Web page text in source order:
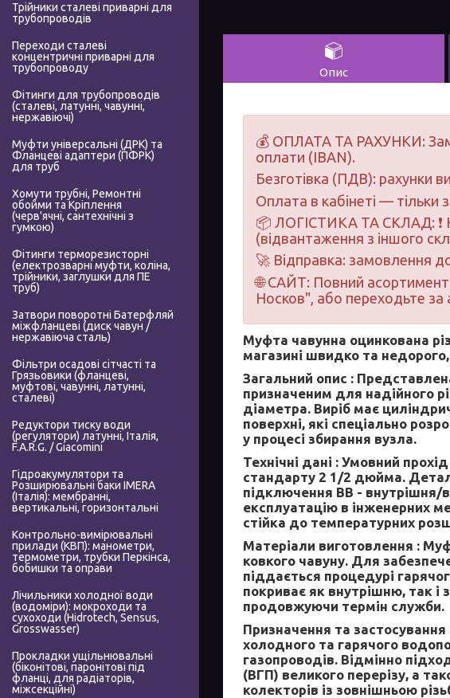
Опис
💰 ОПЛАТА ТА РАХУНКИ:
оплати (IBAN).
Безготівка (ПДВ): рахунки
Оплата в кабінеті —
📦 ЛОГІСТИКА ТА СКЛАД: ❗
(відвантаження з іншого
🚀 Відправка: замовлення
🌐 САЙТ: Повний
Носков", або переходьте
Муфта чавунна оцинкована
магазині швидко та
Загальний опис :
призначеним для надійного
діаметра. Виріб має
поверхні, які спеціально
у процесі збирання вузла.
Технічні дані : Умовний
стандарту 2 1/2 дюйма.
підключення ВВ - внутрішня/
експлуатацію в інженерних
стійка до температурних
Матеріали виготовлення :
ковкого чавуну. Для
піддається процедурі
покриває як внутрішню, так і
продовжуючи термін служби.
Призначення та застосування
холодного та гарячого
газопроводів. Відмінно
(ВГП) великого перерізу, а
колекторів із зовнішньою
Трійники сталеві приварні для
трубопроводів
Переходи сталеві
концентричні приварні для
трубопроводу
Фітинги для трубопроводів
(сталеві, латунні, чавунні,
нержавіючі)
Муфти універсальні (ДРК) та
Фланцеві адаптери (ПФРК)
для труб
Хомути трубні, Ремонтні
обойми та Кріплення
(черв'ячні, сантехнічні з
гумкою)
Фітинги терморезисторні
(електрозварні муфти, коліна,
трійники, заглушки для ПЕ
труб)
Затвори поворотні Батерфляй
міжфланцеві (диск чавун /
нержавіюча сталь)
Фільтри осадові сітчасті та
Грязьовики (фланцеві,
муфтові, чавунні, латунні,
сталеві)
Редуктори тиску води
(регулятори) латунні, Італія,
F.A.R.G. / Giacomini
Гідроакумулятори та
Розширювальні баки IMERA
(Італія): мембранні,
вертикальні, горизонтальні
Контрольно-вимірювальні
прилади (КВП): манометри,
термометри, трубки Перкінса,
бобишки та оправи
Лічильники холодної води
(водоміри): мокроходи та
сухоходи (Hidrotech, Sensus,
Grosswasser)
Прокладки ущільнювальні
(біконітові, паронітові під
фланці, для радіаторів,
міжсекційні)